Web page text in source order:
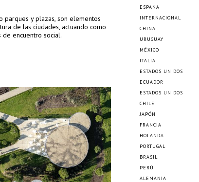
parques y plazas, son elementos
de las ciudades, actuando como
de encuentro social.
ESPAÑA
INTERNACIONAL
CHINA
URUGUAY
MÉXICO
ITALIA
ESTADOS UNIDOS
ECUADOR
ESTADOS UNIDOS
CHILE
JAPÓN
FRANCIA
HOLANDA
PORTUGAL
BRASIL
PERÚ
ALEMANIA